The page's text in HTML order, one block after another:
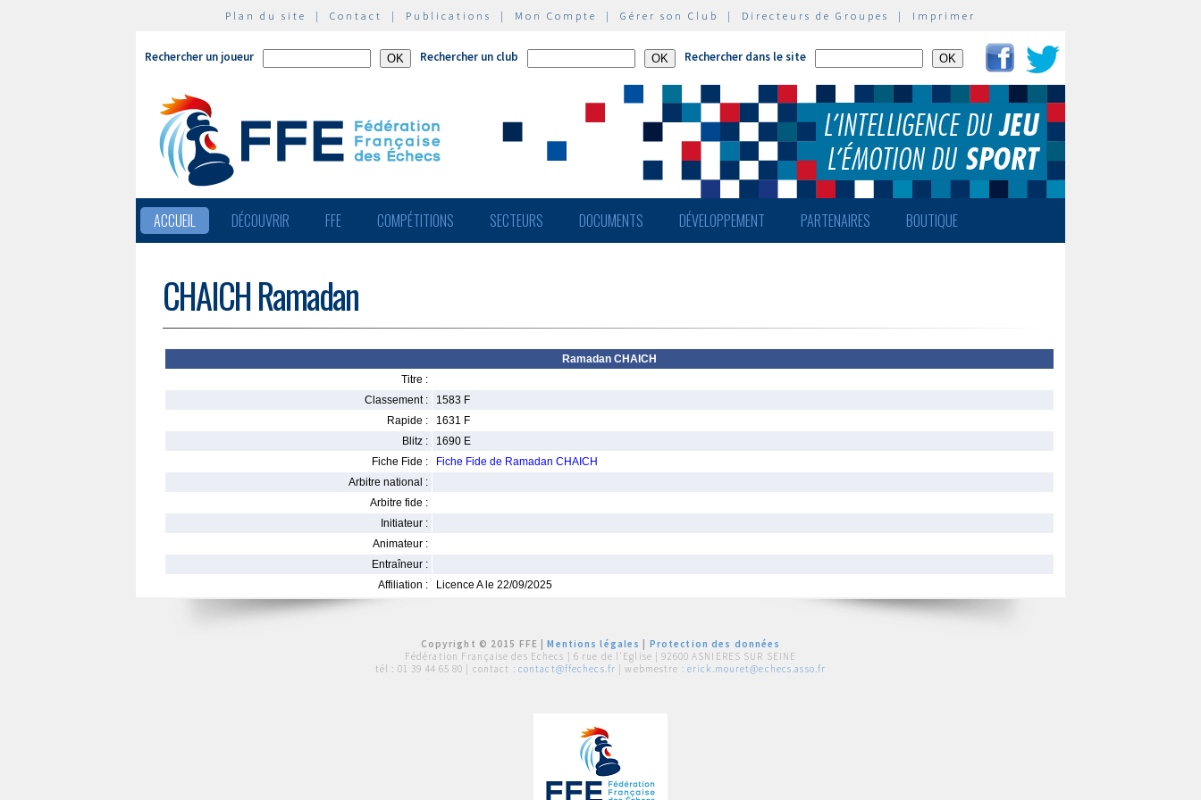
Plan du site | Contact | Publications | Mon Compte | Gérer son Club | Directeurs de Groupes | Imprimer
Rechercher un joueur Rechercher un club Rechercher dans le site
ACCUEIL DÉCOUVRIR FFE COMPÉTITIONS SECTEURS DOCUMENTS DÉVELOPPEMENT PARTENAIRES BOUTIQUE
CHAICH Ramadan
Ramadan CHAICH
Titre :
Classement :
1583 F
Rapide :
1631 F
Blitz :
1690 E
Fiche Fide :
Fiche Fide de Ramadan CHAICH
Arbitre national :
Arbitre fide :
Initiateur :
Animateur :
Entraîneur :
Affiliation :
Licence A le 22/09/2025
Copyright © 2015 FFE |Mentions légales
Protection des données
Fédération Française des Echecs | 6 rue de l'Eglise | 92600 ASNIERES SUR SEINE
tél : 01 39 44 65 80 | contact : contact@ffechecs.fr | webmestre : erick.mouret@echecs.asso.fr